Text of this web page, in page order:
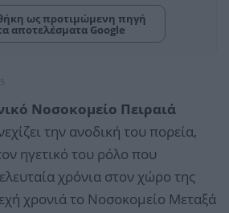
ως προτιμώμενη πηγή
αποτελέσματα Google
Νοσοκομείο Πειραιά
την ανοδική του πορεία,
ηγετικό του ρόλο που
χρόνια στον χώρο της
χρονιά το Νοσοκομείο Μεταξά